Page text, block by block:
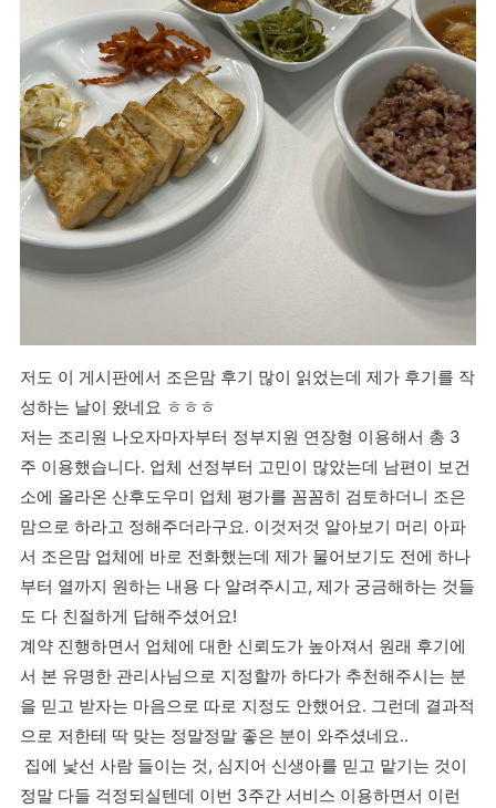
저도 이 게시판에서 조은맘 후기 많이 읽었는데 제가 후기를 작
성하는 날이 왔네요 ㅎㅎㅎ
저는 조리원 나오자마자부터 정부지원 연장형 이용해서 총 3
주 이용했습니다. 업체 선정부터 고민이 많았는데 남편이 보건
소에 올라온 산후도우미 업체 평가를 꼼꼼히 검토하더니 조은
맘으로 하라고 정해주더라구요. 이것저것 알아보기 머리 아파
서 조은맘 업체에 바로 전화했는데 제가 물어보기도 전에 하나
부터 열까지 원하는 내용 다 알려주시고, 제가 궁금해하는 것들
도 다 친절하게 답해주셨어요!
계약 진행하면서 업체에 대한 신뢰도가 높아져서 원래 후기에
서 본 유명한 관리사님으로 지정할까 하다가 추천해주시는 분
을 믿고 받자는 마음으로 따로 지정도 안했어요. 그런데 결과적
으로 저한테 딱 맞는 정말정말 좋은 분이 와주셨네요..
집에 낯선 사람 들이는 것, 심지어 신생아를 믿고 맡기는 것이
정말 다들 걱정되실텐데 이번 3주간 서비스 이용하면서 이런